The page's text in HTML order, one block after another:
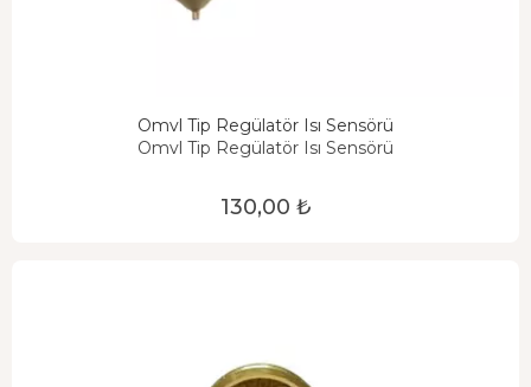
Omvl Tip Regülatör Isı Sensörü
Omvl Tip Regülatör Isı Sensörü
130,00 ₺